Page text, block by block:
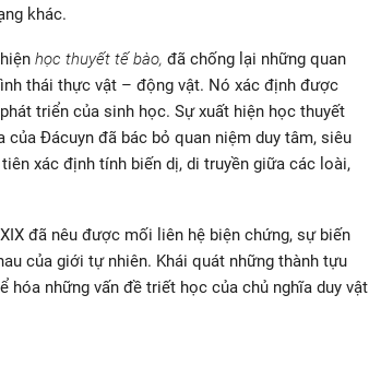
khác.
học thuyết tế bào, đã chống lại những quan
thái thực vật – động vật. Nó xác định được
triển của sinh học. Sự xuất hiện học thuyết
của Đácuyn đã bác bỏ quan niệm duy tâm, siêu
xác định tính biến dị, di truyền giữa các loài,
đã nêu được mối liên hệ biện chứng, sự biến
của giới tự nhiên. Khái quát những thành tựu
những vấn đề triết học của chủ nghĩa duy vật